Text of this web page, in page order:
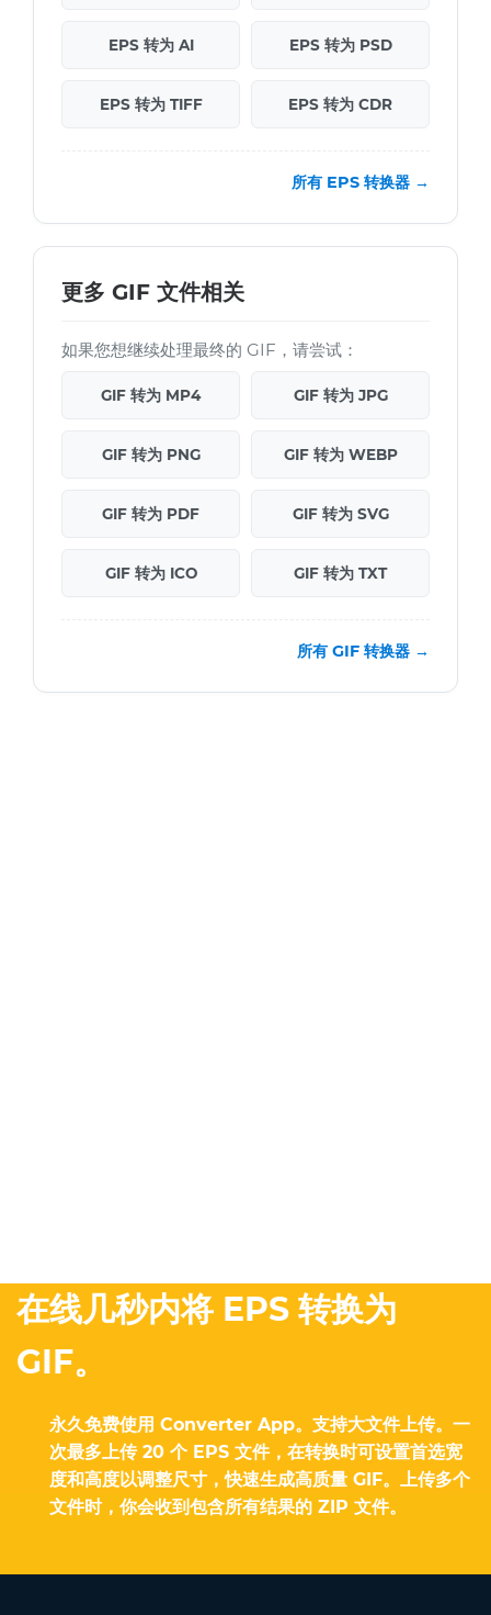
EPS 转为 AI EPS 转为 PSD
EPS 转为 TIFF EPS 转为 CDR
所有 EPS 转换器 →
更多 GIF 文件相关
如果您想继续处理最终的 GIF，请尝试：
GIF 转为 MP4 GIF 转为 JPG
GIF 转为 PNG GIF 转为 WEBP
GIF 转为 PDF GIF 转为 SVG
GIF 转为 ICO GIF 转为 TXT
所有 GIF 转换器 →
在线几秒内将 EPS 转换为
GIF。
永久免费使用 Converter App。支持大文件上传。一
次最多上传 20 个 EPS 文件，在转换时可设置首选宽
度和高度以调整尺寸，快速生成高质量 GIF。上传多个
文件时，你会收到包含所有结果的 ZIP 文件。